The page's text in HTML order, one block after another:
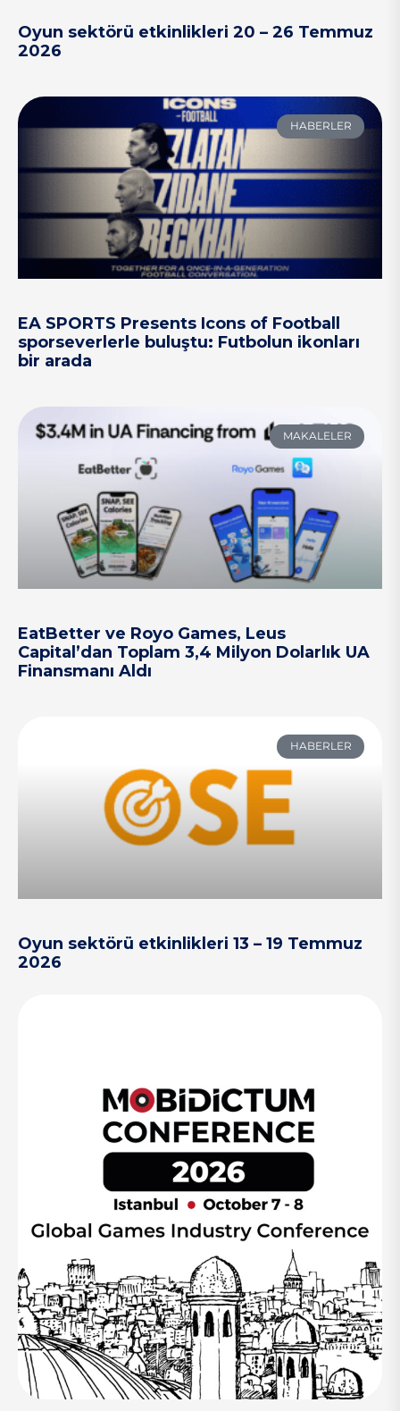
Oyun sektörü etkinlikleri 20 – 26 Temmuz
2026
HABERLER
EA SPORTS Presents Icons of Football
sporseverlerle buluştu: Futbolun ikonları
bir arada
MAKALELER
EatBetter ve Royo Games, Leus
Capital’dan Toplam 3,4 Milyon Dolarlık UA
Finansmanı Aldı
HABERLER
Oyun sektörü etkinlikleri 13 – 19 Temmuz
2026